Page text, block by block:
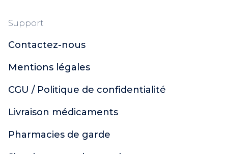
Rêve de Miel
Placentor
Respire
Sensinol
Jaldes
Uriage
Support
Contactez-nous
Mentions légales
CGU / Politique de confidentialité
Livraison médicaments
Pharmacies de garde